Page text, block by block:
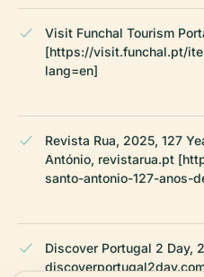
Visit Funchal Tourism
[https://visit.funchal.pt/
lang=en]
Revista Rua, 2025, 127
António, revistarua.pt
santo-antonio-127-anos-
Discover Portugal 2 Day,